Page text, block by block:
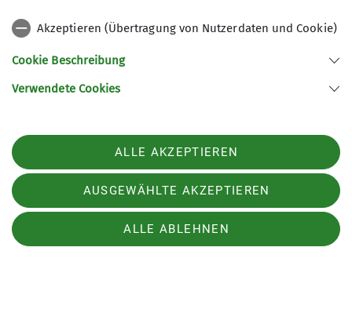
Martin Neugebauer
01516 7135321
Akzeptieren (Übertragung von Nutzerdaten und Cookie)
Cookie Beschreibung
Verwendete Cookies
ALLE AKZEPTIEREN
AUSGEWÄHLTE AKZEPTIEREN
ALLE ABLEHNEN